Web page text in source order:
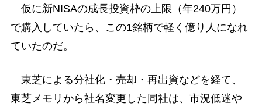
仮に新NISAの成長投資枠の上限（年240万円）
で購入していたら、この1銘柄で軽く億り人になれ
ていたのだ。
東芝による分社化・売却・再出資などを経て、
東芝メモリから社名変更した同社は、市況低迷や